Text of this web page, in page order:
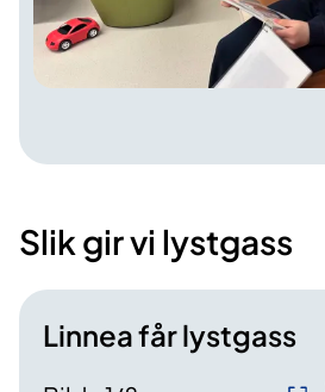
Slik gir vi lystgass
Linnea får lystgass